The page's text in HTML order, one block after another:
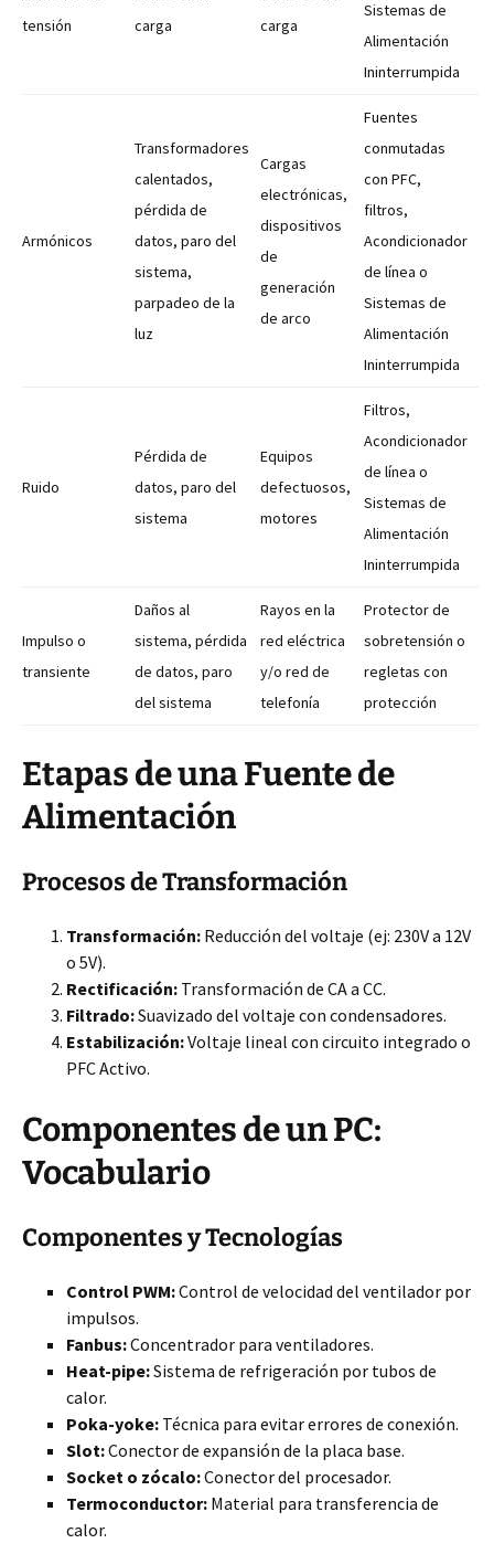
tensión
carga
carga
Sistemas de
Alimentación
Ininterrumpida
Armónicos
Transformadores
calentados,
pérdida de
datos, paro del
sistema,
parpadeo de la
luz
Cargas
electrónicas,
dispositivos
de
generación
de arco
Fuentes
conmutadas
con PFC,
filtros,
Acondicionador
de línea o
Sistemas de
Alimentación
Ininterrumpida
Ruido
Pérdida de
datos, paro del
sistema
Equipos
defectuosos,
motores
Filtros,
Acondicionador
de línea o
Sistemas de
Alimentación
Ininterrumpida
Impulso o
transiente
Daños al
sistema, pérdida
de datos, paro
del sistema
Rayos en la
red eléctrica
y/o red de
telefonía
Protector de
sobretensión o
regletas con
protección
Etapas de una Fuente de
Alimentación
Procesos de Transformación
Transformación: Reducción del voltaje (ej: 230V a 12V
o 5V).
Rectificación: Transformación de CA a CC.
Filtrado:Suavizado del voltaje con condensadores.
Estabilización:Voltaje lineal con circuito integrado o
PFC Activo.
Componentes de un PC:
Vocabulario
Componentes y Tecnologías
Control PWM:Control de velocidad del ventilador por
impulsos.
Fanbus:Concentrador para ventiladores.
Heat-pipe:Sistema de refrigeración por tubos de
calor.
Poka-yoke: Técnica para evitar errores de conexión.
Slot:Conector de expansión de la placa base.
Socket o zócalo:Conector del procesador.
Termoconductor: Material para transferencia de
calor.